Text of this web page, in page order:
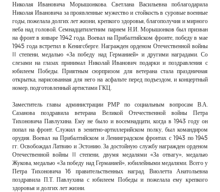
Николая Ивановича Морышонкова. Светлана Васильевна поблагодарила
Николая Ивановича за проявленные мужество и стойкость в суровые военные
годы, пожелала долгих лет жизни, крепкого здоровья, благополучия и мирного
неба над головой. Семнадцатилетним парнем Н.И. Морышонков был призван
на фронт в январе 1942 года. Воевал на Прибалтийском фронте, победу в мае
1945 года встретил в Кенигсберге. Награжден орденом Отечественной войны
II степени, медалью «За победу над Германией» и другими наградами. Со
слезами на глазах принимал Николай Иванович подарки и поздравления с
юбилеем Победы. Приятным сюрпризом для ветерана стала праздничная
открытка, нарисованная для него на асфальте перед подъездом, и концертный
номер, подготовленный артистами ГКЦ.
Заместитель главы администрации РМР по социальным вопросам В.А.
Сазанова поздравила ветерана Великой Отечественной войны Петра
Тихоновича Павлухина. Ему не было и восемнадцати, когда в 1943 году он
попал на фронт. Служил в зенитно-артиллерийском полку, был командиром
орудия. Воевал на Прибалтийском и Ленинградском фронтах с 1943 по 1945
гг. Освобождал Латвию и Эстонию. За достойную службу награжден орденом
Отечественной войны II степени, двумя медалями «За отвагу», медалью
Жукова, медалью «За победу над Германией», юбилейными медалями. Всего у
Петра Тихоновича 16 правительственных наград. Виолетта Анатольевна
поздравила П.Т. Павлухина с юбилеем Победы и пожелала ему крепкого
здоровья и долгих лет жизни.